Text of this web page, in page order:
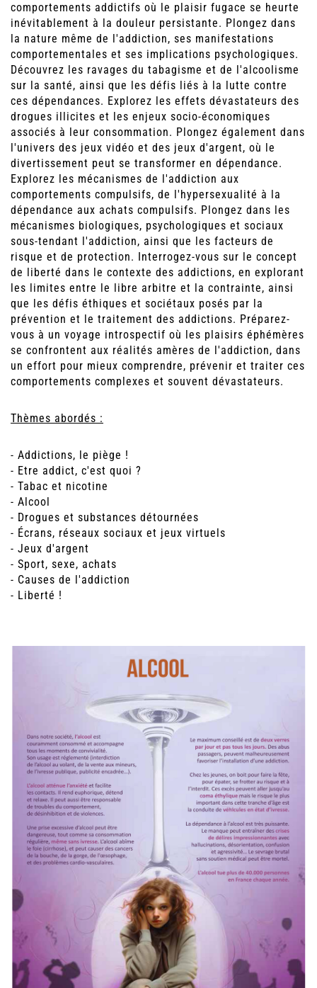
comportements addictifs où le plaisir fugace se heurte
inévitablement à la douleur persistante. Plongez dans
la nature même de l'addiction, ses manifestations
comportementales et ses implications psychologiques.
Découvrez les ravages du tabagisme et de l'alcoolisme
sur la santé, ainsi que les défis liés à la lutte contre
ces dépendances. Explorez les effets dévastateurs des
drogues illicites et les enjeux socio-économiques
associés à leur consommation. Plongez également dans
l'univers des jeux vidéo et des jeux d'argent, où le
divertissement peut se transformer en dépendance.
Explorez les mécanismes de l'addiction aux
comportements compulsifs, de l'hypersexualité à la
dépendance aux achats compulsifs. Plongez dans les
mécanismes biologiques, psychologiques et sociaux
sous-tendant l'addiction, ainsi que les facteurs de
risque et de protection. Interrogez-vous sur le concept
de liberté dans le contexte des addictions, en explorant
les limites entre le libre arbitre et la contrainte, ainsi
que les défis éthiques et sociétaux posés par la
prévention et le traitement des addictions. Préparez-
vous à un voyage introspectif où les plaisirs éphémères
se confrontent aux réalités amères de l'addiction, dans
un effort pour mieux comprendre, prévenir et traiter ces
comportements complexes et souvent dévastateurs.
Thèmes abordés :
- Addictions, le piège !
- Etre addict, c'est quoi ?
- Tabac et nicotine
- Alcool
- Drogues et substances détournées
- Écrans, réseaux sociaux et jeux virtuels
- Jeux d'argent
- Sport, sexe, achats
- Causes de l'addiction
- Liberté !